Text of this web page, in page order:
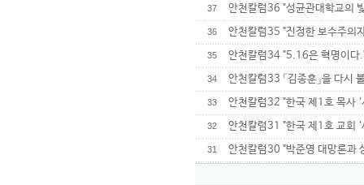
37 안천칼럼36 "성균관대학교의
36 안천칼럼35 "진정한 보수주의
35 안천칼럼34 "5.16은 혁명이다
34 안천칼럼33 「김종훈」을 다시
33 안천칼럼32 "한국 제1호 목사 ‘
32 안천칼럼31 "한국 제1호 교회
31 안천칼럼30 "박준영 대망론과